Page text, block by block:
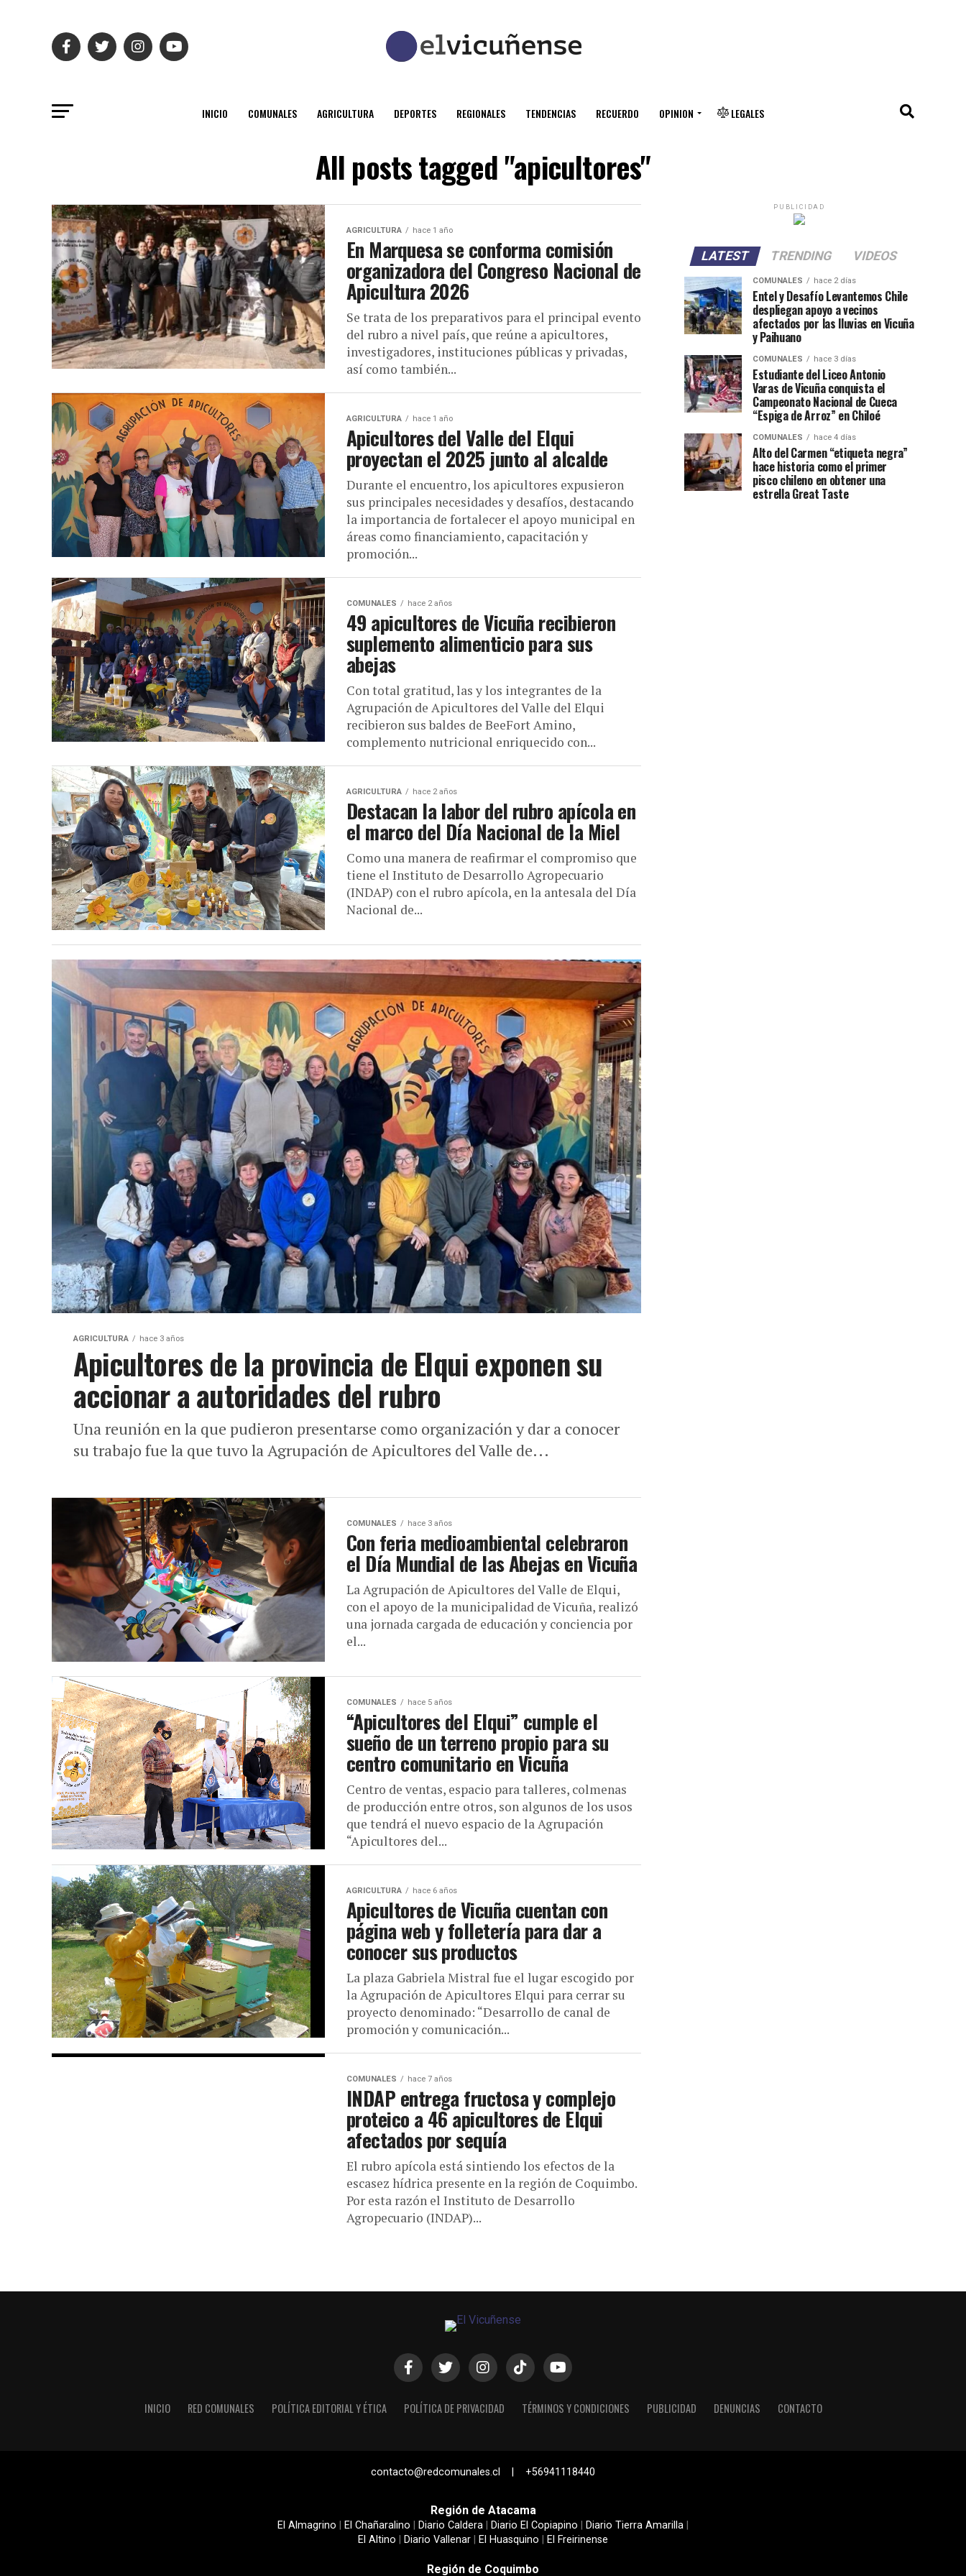
INICIO COMUNALES AGRICULTURA DEPORTES REGIONALES TENDENCIAS RECUERDO OPINION LEGALES
All posts tagged "apicultores"
AGRICULTURA hace 1 año
En Marquesa se conforma comisión
organizadora del Congreso Nacional de
Apicultura 2026
Se trata de los preparativos para el principal evento
del rubro a nivel país, que reúne a apicultores,
investigadores, instituciones públicas y privadas,
así como también...
AGRICULTURA hace 1 año
Apicultores del Valle del Elqui
proyectan el 2025 junto al alcalde
Durante el encuentro, los apicultores expusieron
sus principales necesidades y desafíos, destacando
la importancia de fortalecer el apoyo municipal en
áreas como financiamiento, capacitación y
promoción...
COMUNALES hace 2 años
49 apicultores de Vicuña recibieron
suplemento alimenticio para sus
abejas
Con total gratitud, las y los integrantes de la
Agrupación de Apicultores del Valle del Elqui
recibieron sus baldes de BeeFort Amino,
complemento nutricional enriquecido con...
AGRICULTURA hace 2 años
Destacan la labor del rubro apícola en
el marco del Día Nacional de la Miel
Como una manera de reafirmar el compromiso que
tiene el Instituto de Desarrollo Agropecuario
(INDAP) con el rubro apícola, en la antesala del Día
Nacional de...
AGRICULTURA hace 3 años
Apicultores de la provincia de Elqui exponen su
accionar a autoridades del rubro
Una reunión en la que pudieron presentarse como organización y dar a conocer
su trabajo fue la que tuvo la Agrupación de Apicultores del Valle de...
COMUNALES hace 3 años
Con feria medioambiental celebraron
el Día Mundial de las Abejas en Vicuña
La Agrupación de Apicultores del Valle de Elqui,
con el apoyo de la municipalidad de Vicuña, realizó
una jornada cargada de educación y conciencia por
el...
COMUNALES hace 5 años
“Apicultores del Elqui” cumple el
sueño de un terreno propio para su
centro comunitario en Vicuña
Centro de ventas, espacio para talleres, colmenas
de producción entre otros, son algunos de los usos
que tendrá el nuevo espacio de la Agrupación
“Apicultores del...
AGRICULTURA hace 6 años
Apicultores de Vicuña cuentan con
página web y folletería para dar a
conocer sus productos
La plaza Gabriela Mistral fue el lugar escogido por
la Agrupación de Apicultores Elqui para cerrar su
proyecto denominado: “Desarrollo de canal de
promoción y comunicación...
COMUNALES hace 7 años
INDAP entrega fructosa y complejo
proteico a 46 apicultores de Elqui
afectados por sequía
El rubro apícola está sintiendo los efectos de la
escasez hídrica presente en la región de Coquimbo.
Por esta razón el Instituto de Desarrollo
Agropecuario (INDAP)...
PUBLICIDAD
LATEST TRENDING VIDEOS
COMUNALES hace 2 días
Entel y Desafío Levantemos Chile
despliegan apoyo a vecinos
afectados por las lluvias en Vicuña
y Paihuano
COMUNALES hace 3 días
Estudiante del Liceo Antonio
Varas de Vicuña conquista el
Campeonato Nacional de Cueca
“Espiga de Arroz” en Chiloé
COMUNALES hace 4 días
Alto del Carmen “etiqueta negra”
hace historia como el primer
pisco chileno en obtener una
estrella Great Taste
INICIO RED COMUNALES POLÍTICA EDITORIAL Y ÉTICA POLÍTICA DE PRIVACIDAD TÉRMINOS Y CONDICIONES PUBLICIDAD DENUNCIAS CONTACTO
contacto@redcomunales.cl | +56941118440
Región de Atacama
El Almagrino El Chañaralino Diario Caldera Diario El Copiapino Diario Tierra Amarilla
El Altino
Diario Vallenar El Huasquino El Freirinense
Región de Coquimbo